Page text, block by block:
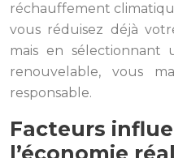
réchauffement
vous réduisez déjà
mais en sélectionnant
renouvelable, vous
responsable.
Facteurs